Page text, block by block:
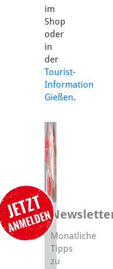
im
Shop
oder
in
der
Tourist-
Information
Gießen.
Monatliche
Tipps
zu